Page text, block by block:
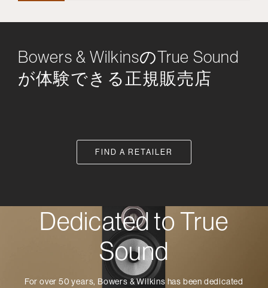
Bowers & WilkinsのTrue Sound
が体験できる正規販売店
FIND A RETAILER
Dedicated to True
Sound
For over 50 years, Bowers & Wilkins has been dedicated